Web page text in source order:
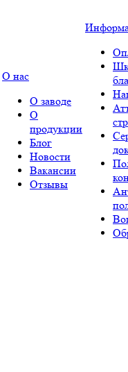
О нас
О заводе
О
продукции
Блог
Новости
Вакансии
Отзывы